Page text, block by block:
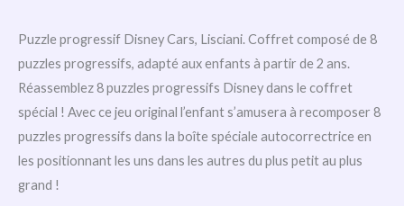
Puzzle progressif Disney Cars, Lisciani. Coffret composé de 8
puzzles progressifs, adapté aux enfants à partir de 2 ans.
Réassemblez 8 puzzles progressifs Disney dans le coffret
spécial ! Avec ce jeu original l’enfant s’amusera à recomposer 8
puzzles progressifs dans la boîte spéciale autocorrectrice en
les positionnant les uns dans les autres du plus petit au plus
grand !